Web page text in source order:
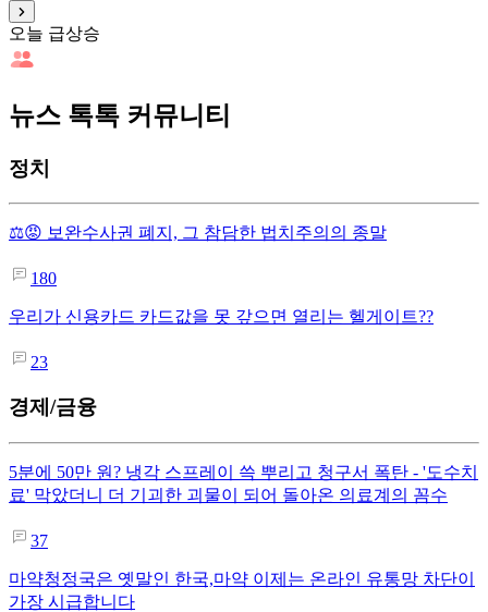
오늘 급상승
뉴스 톡톡 커뮤니티
정치
⚖️😡 보완수사권 폐지, 그 참담한 법치주의의 종말
180
우리가 신용카드 카드값을 못 갚으면 열리는 헬게이트??
23
경제/금융
5분에 50만 원? 냉각 스프레이 쓱 뿌리고 청구서 폭탄 - '도수치
료' 막았더니 더 기괴한 괴물이 되어 돌아온 의료계의 꼼수
37
마약청정국은 옛말인 한국,마약 이제는 온라인 유통망 차단이
가장 시급합니다